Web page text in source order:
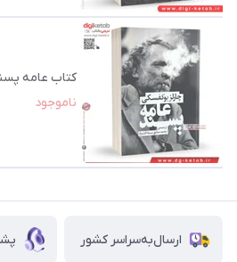
کتاب عامه
ناموجود
ارسال‌به‌سراسر کشور